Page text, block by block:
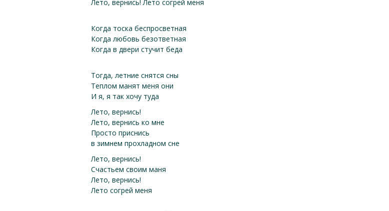
Лето, вернись! Лето согрей меня
Когда тоска беспросветная
Когда любовь безответная
Когда в двери стучит беда
Тогда, летние снятся сны
Теплом манят меня они
И я, я так хочу туда
Лето, вернись!
Лето, вернись ко мне
Просто приснись
в зимнем прохладном сне
Лето, вернись!
Счастьем своим маня
Лето, вернись!
Лето согрей меня